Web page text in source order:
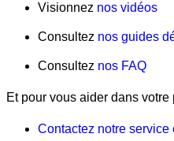
Visionnez nos vidéos
Consultez nos guides
Consultez nos FAQ
Et pour vous aider dans votre
Contactez notre service